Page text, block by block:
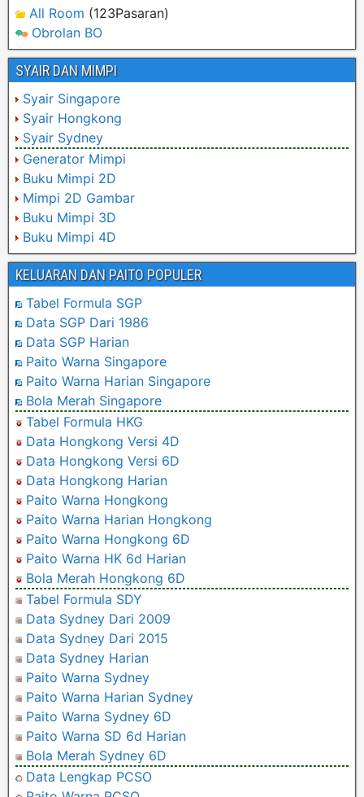
All Room (123Pasaran)
Obrolan BO
SYAIR DAN MIMPI
Syair Singapore
Syair Hongkong
Syair Sydney
Generator Mimpi
Buku Mimpi 2D
Mimpi 2D Gambar
Buku Mimpi 3D
Buku Mimpi 4D
KELUARAN DAN PAITO POPULER
Tabel Formula SGP
Data SGP Dari 1986
Data SGP Harian
Paito Warna Singapore
Paito Warna Harian Singapore
Bola Merah Singapore
Tabel Formula HKG
Data Hongkong Versi 4D
Data Hongkong Versi 6D
Data Hongkong Harian
Paito Warna Hongkong
Paito Warna Harian Hongkong
Paito Warna Hongkong 6D
Paito Warna HK 6d Harian
Bola Merah Hongkong 6D
Tabel Formula SDY
Data Sydney Dari 2009
Data Sydney Dari 2015
Data Sydney Harian
Paito Warna Sydney
Paito Warna Harian Sydney
Paito Warna Sydney 6D
Paito Warna SD 6d Harian
Bola Merah Sydney 6D
Data Lengkap PCSO